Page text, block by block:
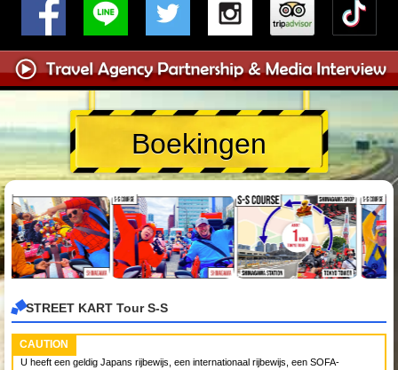
Boekingen
STREET KART Tour S-S
CAUTION
U heeft een geldig Japans rijbewijs, een internationaal rijbewijs, een SOFA-